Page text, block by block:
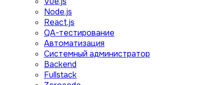
Node.js
React.js
QA-тестирование
Автоматизация
Системный администратор
Backend
Fullstack